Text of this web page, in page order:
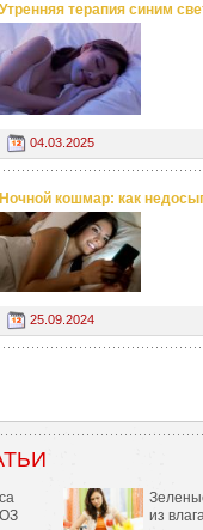
Утренняя терапия синим
04.03.2025
Ночной кошмар: как
25.09.2024
из